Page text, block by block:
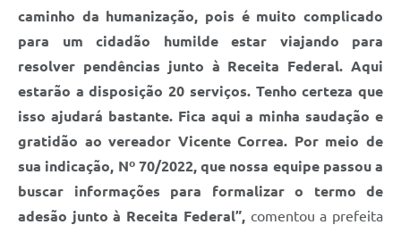
caminho da humanização, pois é muito complicado
para um cidadão humilde estar viajando para
resolver pendências junto à Receita Federal. Aqui
estarão a disposição 20 serviços. Tenho certeza que
isso ajudará bastante. Fica aqui a minha saudação e
gratidão ao vereador Vicente Correa. Por meio de
sua indicação, Nº 70/2022, que nossa equipe passou a
buscar informações para formalizar o termo de
adesão junto à Receita Federal”, comentou a prefeita